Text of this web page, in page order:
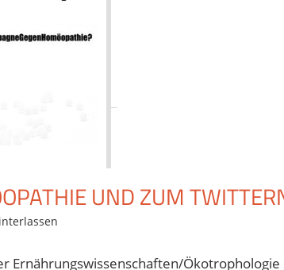
UND ZUM
Ernährungswissenschaften/